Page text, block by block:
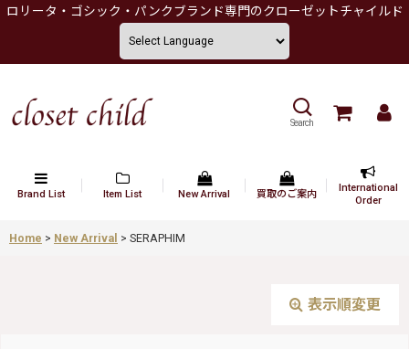
ロリータ・ゴシック・パンクブランド専門のクローゼットチャイルド
Search
Brand List Item List New Arrival 買取のご案内
International
Order
Home > New Arrival > SERAPHIM
表示順変更